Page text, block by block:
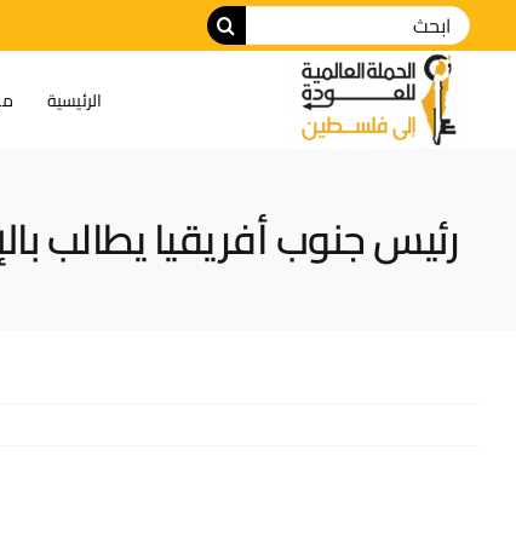
الرئيسية
رئيس جنوب أفريقيا يطالب